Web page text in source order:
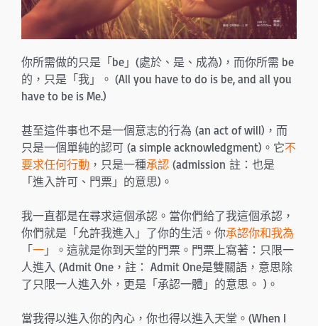
你所需做的只是「be」(處於、是、成為)，而你所需 be
的，只是「我」。 (All you have to do is be, and all you
have to be is Me.)
甚至這件事也不是一個意志的行為 (an act of will)，而
只是一個單純的認可 (a simple acknowledgment)。它不
要求任何行動 ，只是一種承認 (admission 註：也是
「進入許可、門票」的意思)。
我一直都是在尋求這個承認。當你們給了我這個承認，
你們就是「允許我進入」了你的生活。你承認你和我為
「一 」。這就是你到天堂的門票。門票上寫著：只限一
人進入 (Admit One，註： Admit One是雙關語，意思除
了只限一人進入外，更是「承認一體」的意思。 )。
當我得以進入你的內心，你也得以進入天堂。(When I